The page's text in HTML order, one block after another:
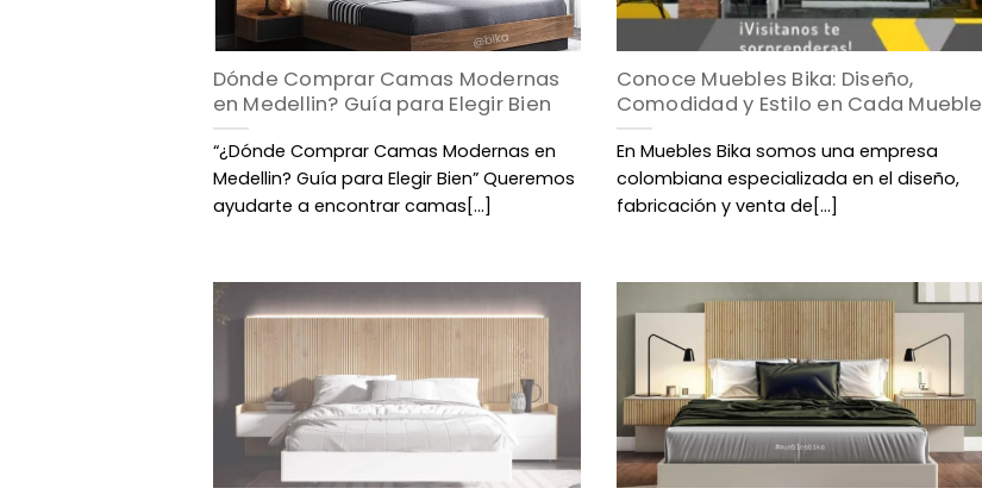
Dónde Comprar Camas Modernas
en Medellin? Guía para Elegir Bien
“¿Dónde Comprar Camas Modernas en
Medellin? Guía para Elegir Bien” Queremos
ayudarte a encontrar camas[...]
Conoce Muebles Bika: Diseño,
Comodidad y Estilo en Cada Mueble
En Muebles Bika somos una empresa
colombiana especializada en el diseño,
fabricación y venta de[...]